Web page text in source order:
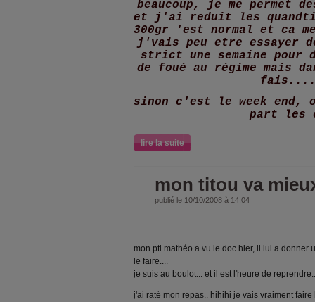
beaucoup, je me permet
et j'ai reduit les
300gr 'est normal et ca
j'vais peu etre essayer
strict une semaine pour
de foué au régime mais
sinon c'est le week end,
part les
lire la suite
mon titou va
publié le 10/10/2008 à 14:04
mon pti mathéo a vu le doc hier, il lui a donner
le faire....
je suis au boulot... et il est l'heure de
j'ai raté mon repas.. hihihi je vais vraiment